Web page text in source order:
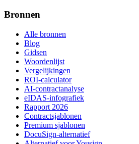
Bronnen
Alle bronnen
Blog
Gidsen
Woordenlijst
Vergelijkingen
ROI-calculator
AI-contractanalyse
eIDAS-infografiek
Rapport 2026
Contractsjablonen
Premium sjablonen
DocuSign-alternatief